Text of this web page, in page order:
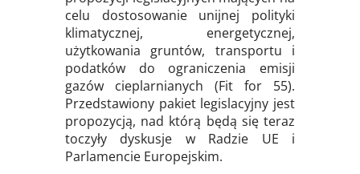
celu dostosowanie unijnej polityki
klimatycznej, energetycznej,
użytkowania gruntów, transportu i
podatków do ograniczenia emisji
gazów cieplarnianych (Fit for 55).
Przedstawiony pakiet legislacyjny jest
propozycją, nad którą będą się teraz
toczyły dyskusje w Radzie UE i
Parlamencie Europejskim.